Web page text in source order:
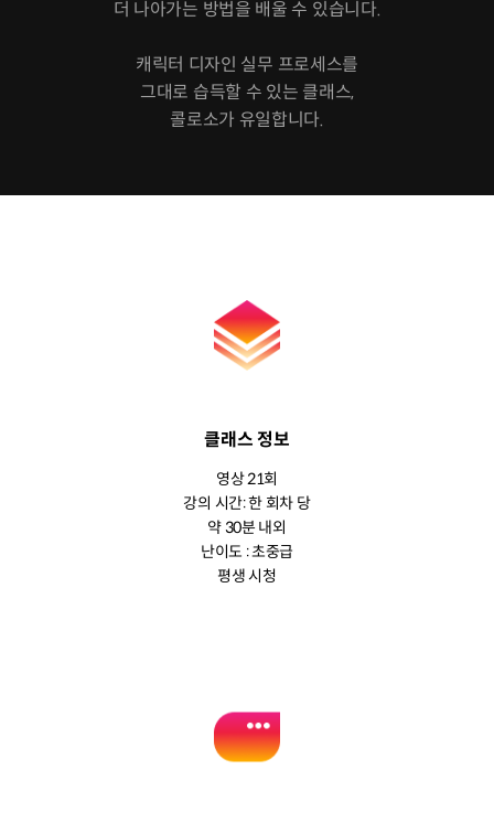
더 나아가는 방법을 배울 수 있습니다.
캐릭터 디자인 실무 프로세스를
그대로 습득할 수 있는 클래스,
콜로소가 유일합니다.
클래스 정보
영상 21회
강의 시간: 한 회차 당
약 30분 내외
난이도 : 초중급
평생 시청